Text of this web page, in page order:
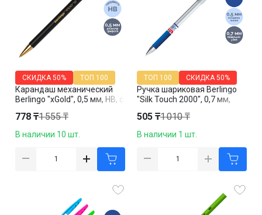
Карандаш механический
Berlingo "xGold", 0,5 мм, HB, с
штуку
СКИДКА 50% ТОП 100
778 ₸1 555 ₸
В наличии 10 шт.
Ручка шариковая Berlingo
"Silk Touch 2000", 0,7 мм,
ТОП 100 СКИДКА 50%
505 ₸1 010 ₸
В наличии 1 шт.